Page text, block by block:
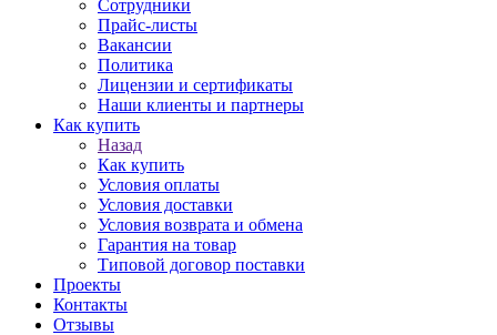
Сотрудники
Прайс-листы
Вакансии
Политика
Лицензии и сертификаты
Наши клиенты и партнеры
Как купить
Назад
Как купить
Условия оплаты
Условия доставки
Условия возврата и обмена
Гарантия на товар
Типовой договор поставки
Проекты
Контакты
Отзывы